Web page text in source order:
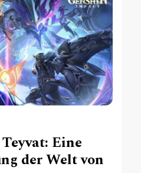
Eine
der Welt von